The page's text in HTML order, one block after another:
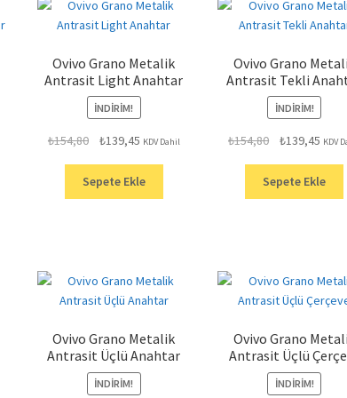
Ovivo Grano Metalik
Antrasit Light Anahtar
İNDIRIM!
₺154,80
Orijinal
₺154,80.
₺139,45Şu
fiyat:
₺139,45.
KDV Dahil
Sepete Ekle
Ovivo Grano
Antrasit Tekli
İNDIRIM!
₺154,80
Orijinal
₺154,80.
₺139,45Şu
fiyat:
KDV
Sepete Ekle
Ovivo Grano Metalik
Antrasit Üçlü Anahtar
İNDIRIM!
Ovivo Grano
Antrasit Üçlü
İNDIRIM!